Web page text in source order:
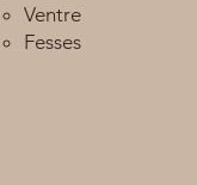
Ventre
Fesses